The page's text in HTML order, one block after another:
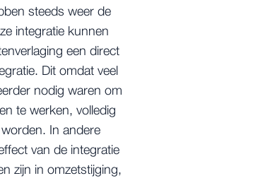
steeds weer de
integratie kunnen
een direct
Dit omdat veel
nodig waren om
te werken, volledig
In andere
van de integratie
zijn in omzetstijging,